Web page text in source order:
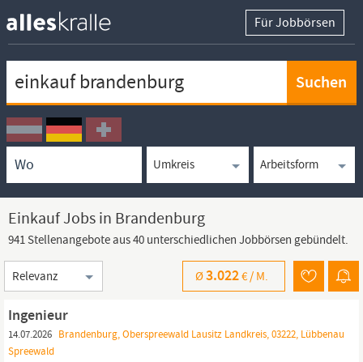
Für Jobbörsen
Ortssuche
Umkreissuche
Arbeitsform
Einkauf Jobs in Brandenburg
941 Stellenangebote aus 40 unterschiedlichen Jobbörsen gebündelt.
Sortierung
Ø3.022€ / M.
Ingenieur
14.07.2026 Brandenburg, Oberspreewald Lausitz Landkreis, 03222, Lübbenau
Spreewald